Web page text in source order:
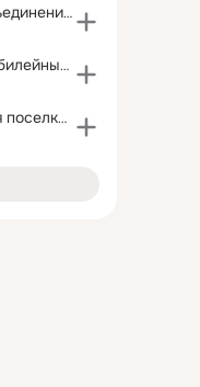
Библиотечное объединение г. Тайшет
Дом культуры "Юбилейный" Тайшетский округ
Новобирюсинская поселковая библиотека